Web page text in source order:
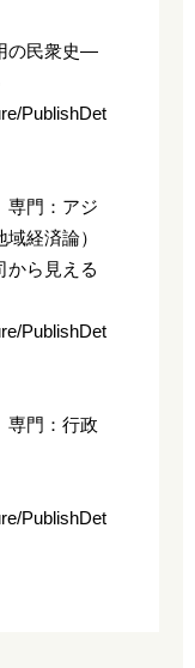
の民衆史―
PublishDet
専門：アジ
経済論）
から見える
PublishDet
専門：行政
PublishDet